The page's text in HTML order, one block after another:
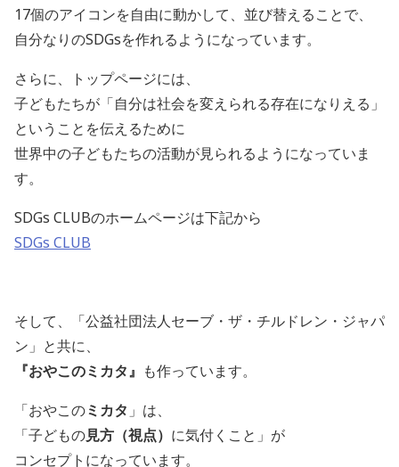
17個のアイコンを自由に動かして、並び替えることで、
自分なりのSDGsを作れるようになっています。
さらに、トップページには、
子どもたちが「自分は社会を変えられる存在になりえる」
ということを伝えるために
世界中の子どもたちの活動が見られるようになっていま
す。
SDGs CLUBのホームページは下記から
SDGs CLUB
そして、「公益社団法人セーブ・ザ・チルドレン・ジャパ
ン」と共に、
『おやこのミカタ』 も作っています。
「おやこのミカタ 」は、
「子どもの見方（視点） に気付くこと」が
コンセプトになっています。